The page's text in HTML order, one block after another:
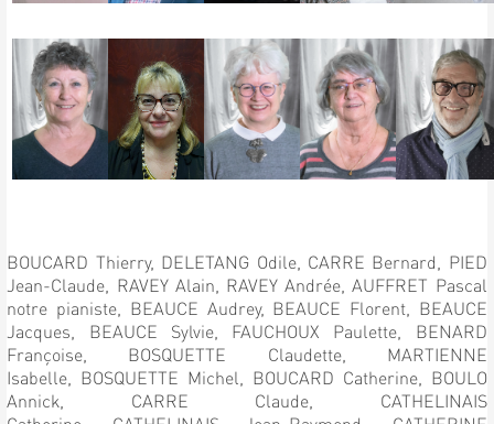
BOUCARD Thierry, DELETANG Odile, CARRE Bernard, PIED
Jean-Claude, RAVEY Alain, RAVEY Andrée,AUFFRET Pascal
notre pianiste, BEAUCE Audrey, BEAUCE Florent, BEAUCE
Jacques, BEAUCE Sylvie, FAUCHOUX Paulette, BENARD
Françoise, BOSQUETTE Claudette, MARTIENNE
Isabelle, BOSQUETTE Michel, BOUCARD Catherine, BOULO
Annick, CARRE Claude, CATHELINAIS